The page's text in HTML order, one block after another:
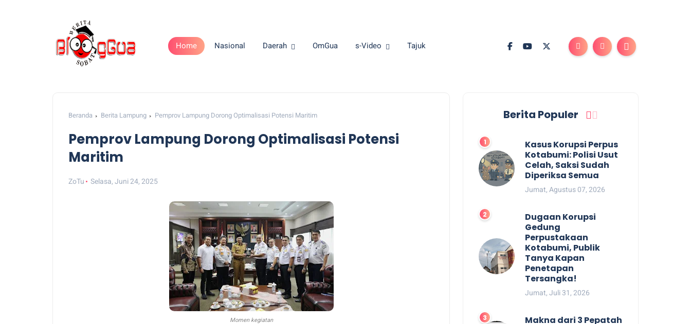
Home Nasional Daerah OmGua s-Video Tajuk
Beranda Berita Lampung Pemprov Lampung Dorong Optimalisasi Potensi Maritim
Pemprov Lampung Dorong Optimalisasi Potensi
Maritim
ZoTu Selasa, Juni 24, 2025
Momen kegiatan
Berita Populer
Kasus Korupsi Perpus
Kotabumi: Polisi Usut
Celah, Saksi Sudah
Diperiksa Semua
Jumat, Agustus 07, 2026
Dugaan Korupsi
Gedung
Perpustakaan
Kotabumi, Publik
Tanya Kapan
Penetapan
Tersangka!
Jumat, Juli 31, 2026
Makna dari 3 Pepatah